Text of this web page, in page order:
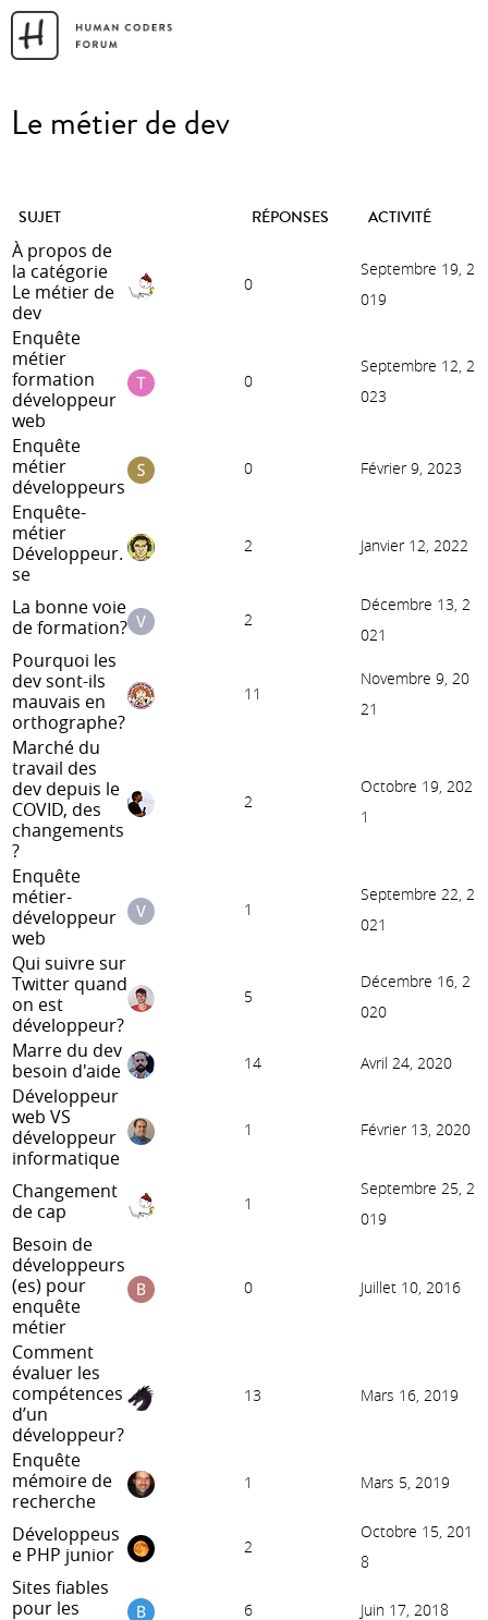
Le métier de dev
SUJET RÉPONSES ACTIVITÉ
À propos de
la catégorie
Le métier de
dev
0
Septembre 19, 2
019
Enquête
métier
formation
développeur
web
0
Septembre 12, 2
023
Enquête
métier
développeurs
0 Février 9, 2023
Enquête-
métier
Développeur.
se
2 Janvier 12, 2022
La bonne voie
de formation?
2
Décembre 13, 2
021
Pourquoi les
dev sont-ils
mauvais en
orthographe?
11
Novembre 9, 20
21
Marché du
travail des
dev depuis le
COVID, des
changements
?
2
Octobre 19, 202
1
Enquête
métier-
développeur
web
1
Septembre 22, 2
021
Qui suivre sur
Twitter quand
on est
développeur?
5
Décembre 16, 2
020
Marre du dev
besoin d'aide
14 Avril 24, 2020
Développeur
web VS
développeur
informatique
1 Février 13, 2020
Changement
de cap
1
Septembre 25, 2
019
Besoin de
développeurs
(es) pour
enquête
métier
0 Juillet 10, 2016
Comment
évaluer les
compétences
d’un
développeur?
13 Mars 16, 2019
Enquête
mémoire de
recherche
1 Mars 5, 2019
Développeus
e PHP junior
2
Octobre 15, 201
8
Sites fiables
pour les
6 Juin 17, 2018